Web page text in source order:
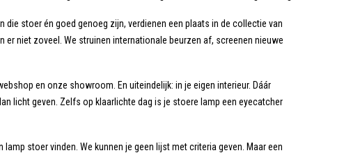
die stoer én goed genoeg zijn, verdienen een plaats in de collectie van
er niet zoveel. We struinen internationale beurzen af, screenen nieuwe
en onze showroom. En uiteindelijk: in je eigen interieur. Dáár
licht geven. Zelfs op klaarlichte dag is je stoere lamp een eyecatcher
lamp stoer vinden. We kunnen je geen lijst met criteria geven. Maar een